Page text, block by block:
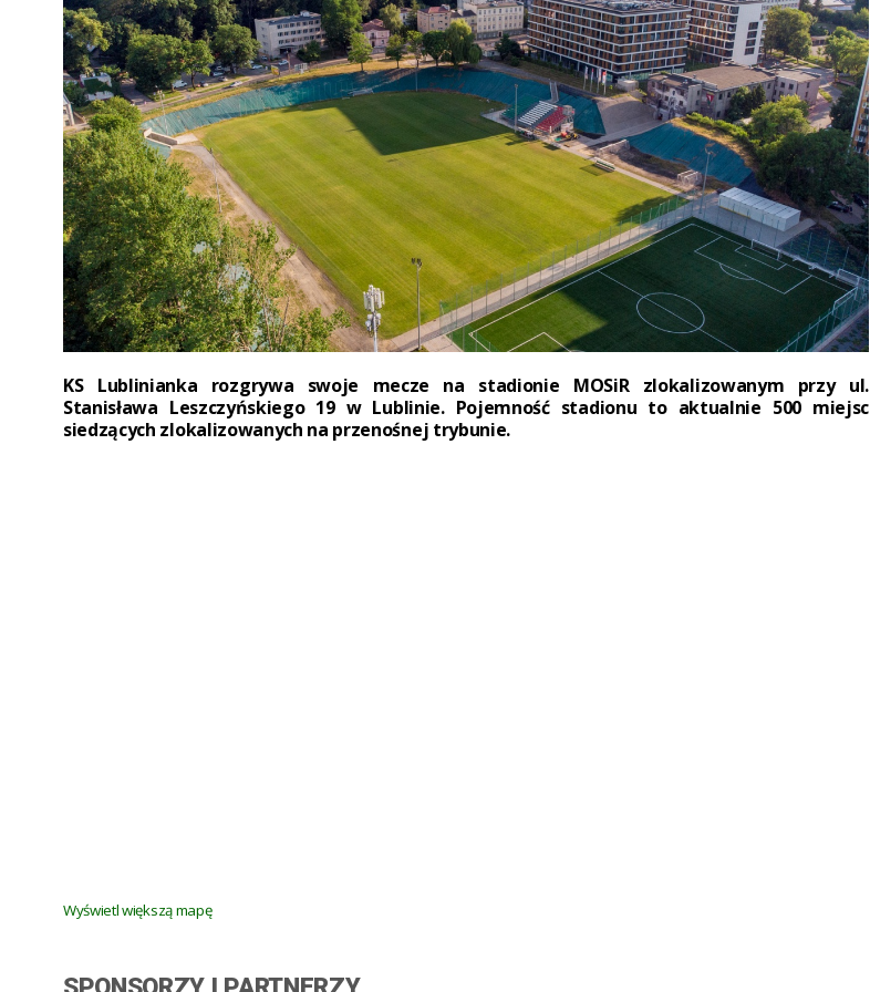
KS Lublinianka rozgrywa swoje mecze na stadionie MOSiR zlokalizowanym przy ul.
Stanisława Leszczyńskiego 19 w Lublinie. Pojemność stadionu to aktualnie 500 miejsc
siedzących zlokalizowanych na przenośnej trybunie.
Wyświetl większą mapę
SPONSORZY I PARTNERZY